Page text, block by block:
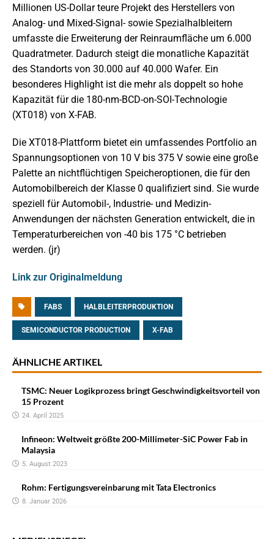
Millionen US-Dollar teure Projekt des Herstellers von
Analog- und Mixed-Signal- sowie Spezialhalbleitern
umfasste die Erweiterung der Reinraumfläche um 6.000
Quadratmeter. Dadurch steigt die monatliche Kapazität
des Standorts von 30.000 auf 40.000 Wafer. Ein
besonderes Highlight ist die mehr als doppelt so hohe
Kapazität für die 180-nm-BCD-on-SOI-Technologie
(XT018) von X-FAB.
Die XT018-Plattform bietet ein umfassendes Portfolio an
Spannungsoptionen von 10 V bis 375 V sowie eine große
Palette an nichtflüchtigen Speicheroptionen, die für den
Automobilbereich der Klasse 0 qualifiziert sind. Sie wurde
speziell für Automobil-, Industrie- und Medizin-
Anwendungen der nächsten Generation entwickelt, die in
Temperaturbereichen von -40 bis 175 °C betrieben
werden. (jr)
Link zur Originalmeldung
FABS HALBLEITERPRODUKTION
SEMICONDUCTOR PRODUCTION X-FAB
ÄHNLICHE ARTIKEL
TSMC: Neuer Logikprozess bringt Geschwindigkeitsvorteil von
15 Prozent
24. April 2025
Infineon: Weltweit größte 200-Millimeter-SiC Power Fab in
Malaysia
5. August 2023
Rohm: Fertigungsvereinbarung mit Tata Electronics
8. Januar 2026